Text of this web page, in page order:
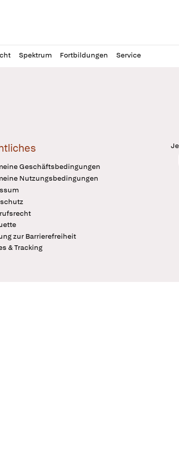
Spektrum Fortbildungen Service
Geschäftsbedingungen
Nutzungsbedingungen
zur Barrierefreiheit
& Tracking